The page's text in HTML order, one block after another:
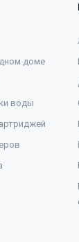
доме
воды